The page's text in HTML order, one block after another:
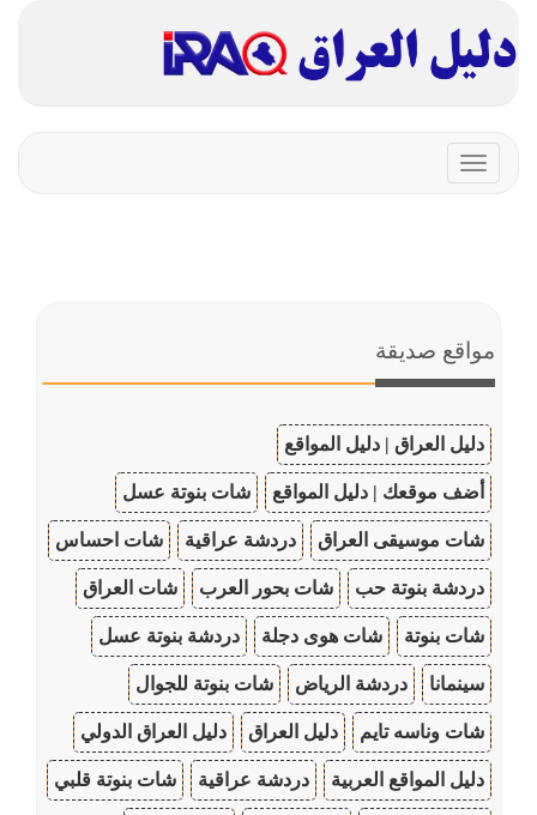
Toggle
navigation
مواقع صديقة
دليل العراق | دليل المواقع
أضف موقعك | دليل المواقع شات بنوتة عسل
شات موسيقى العراق دردشة عراقية شات احساس
دردشة بنوتة حب شات بحور العرب شات العراق
شات بنوتة شات هوى دجلة دردشة بنوتة عسل
سينمانا دردشة الرياض شات بنوتة للجوال
شات وناسه تايم دليل العراق دليل العراق الدولي
دليل المواقع العربية دردشة عراقية شات بنوتة قلبي